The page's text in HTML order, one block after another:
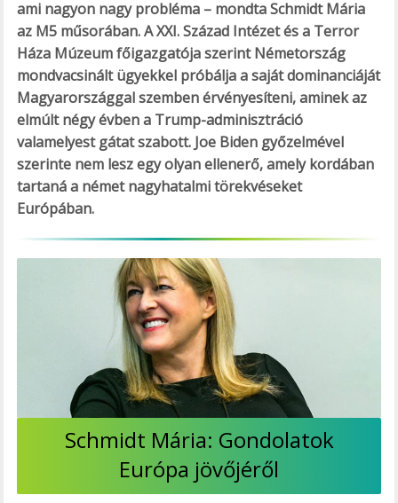
ami nagyon nagy probléma – mondta Schmidt Mária
az M5 műsorában. A XXI. Század Intézet és a Terror
Háza Múzeum főigazgatója szerint Németország
mondvacsinált ügyekkel próbálja a saját dominanciáját
Magyarországgal szemben érvényesíteni, aminek az
elmúlt négy évben a Trump-adminisztráció
valamelyest gátat szabott. Joe Biden győzelmével
szerinte nem lesz egy olyan ellenerő, amely kordában
tartaná a német nagyhatalmi törekvéseket
Európában.
Schmidt Mária: Gondolatok
Európa jövőjéről